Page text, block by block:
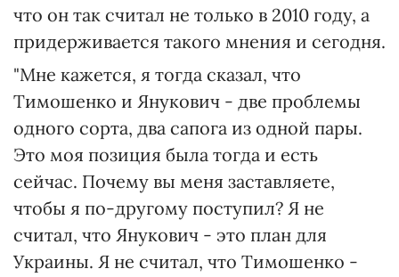
что он так считал не только в 2010 году, а
придерживается такого мнения и сегодня.
"Мне кажется, я тогда сказал, что
Тимошенко и Янукович - две проблемы
одного сорта, два сапога из одной пары.
Это моя позиция была тогда и есть
сейчас. Почему вы меня заставляете,
чтобы я по-другому поступил? Я не
считал, что Янукович - это план для
Украины. Я не считал, что Тимошенко -